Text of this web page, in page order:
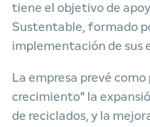
tiene el objetivo de
Sustentable, formado
implementación de sus
La empresa prevé
crecimiento" la
de reciclados, y la